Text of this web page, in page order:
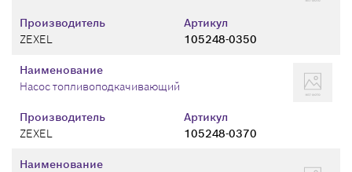
Производитель
ZEXEL
Артикул
105248-0350
Производитель
ZEXEL
Артикул
105248-0370
Наименование
Насос топливоподкачивающий
Наименование